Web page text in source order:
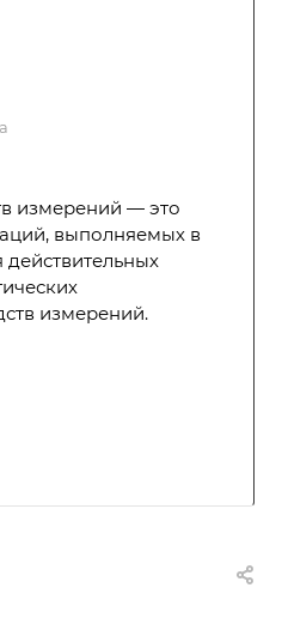
измерений — это
выполняемых в
измерений.